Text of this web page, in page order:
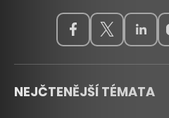
NEJČTENĚJŠÍ TÉMATA